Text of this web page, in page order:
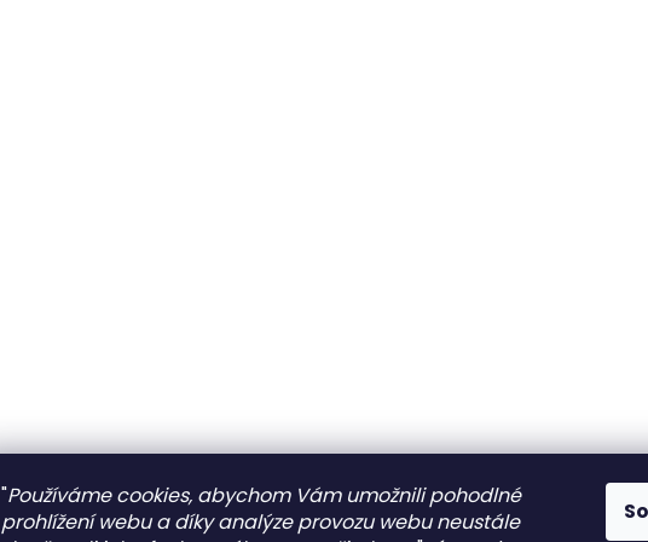
"Používáme cookies, abychom Vám umožnili pohodlné
prohlížení webu a díky analýze provozu webu neustále